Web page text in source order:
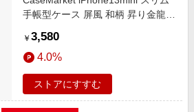
手帳型ケース 屏風 和柄 昇り金龍
BCM2S2130-78
￥ 3,580
4.0%
ストアにすすむ